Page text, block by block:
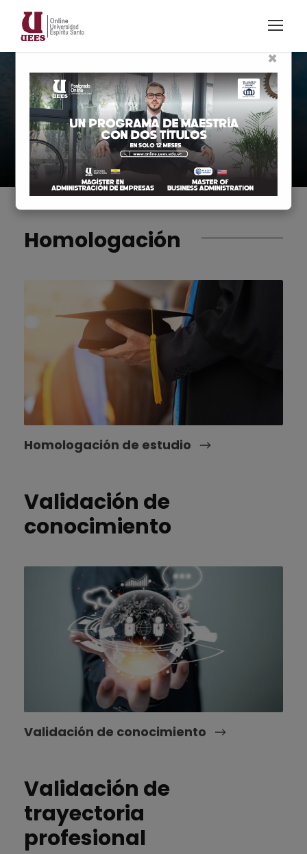
Grado
Profesionalizate
Homologación
Homologación de estudio
Validación de
conocimiento
Validación de conocimiento
Validación de
trayectoria
profesional
×